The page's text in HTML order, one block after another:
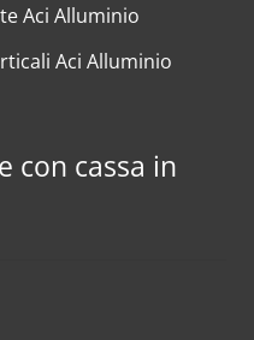
Aci Alluminio
Aci Alluminio
con cassa in